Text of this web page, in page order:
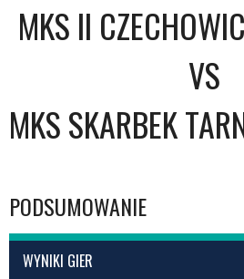
MKS II
VS
MKS SKARBEK
PODSUMOWANIE
WYNIKI GIER